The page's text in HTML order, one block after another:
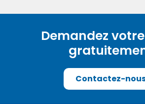
Demandez
Contactez-